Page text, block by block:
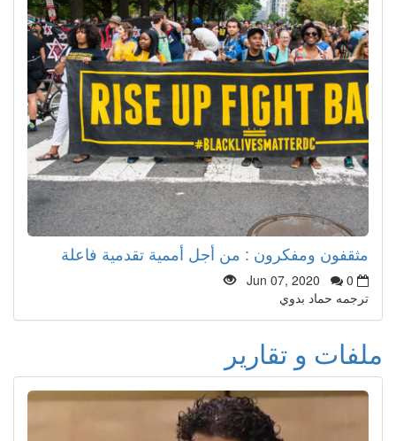
مثقفون ومفكرون : من أجل أممية تقدمية فاعلة
Jun 07, 2020
0
ترجمه حماد بدوي
ملفات و تقارير